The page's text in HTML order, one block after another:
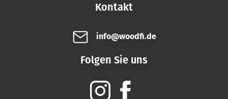
Kontakt
info@woodfi.de
Folgen Sie uns